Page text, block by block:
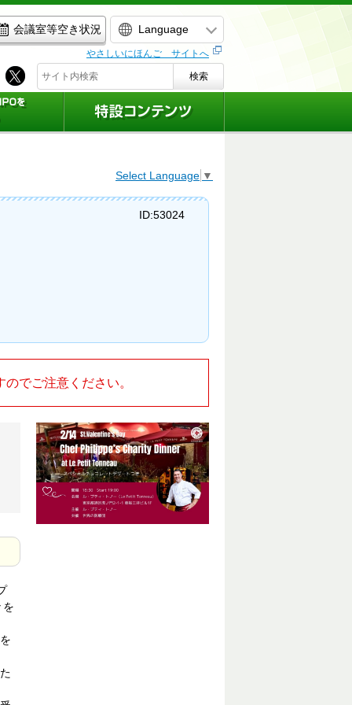
会議室等空き状況 Language
やさしいにほんご サイトへ
検索
Select Language ▼
ID:53024
でご注意ください。
を